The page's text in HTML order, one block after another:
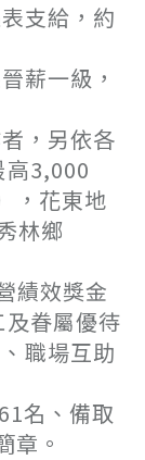
支給，約
薪一級，
，另依各
高3,000
，花東地
林鄉
績效獎金
及眷屬優待
職場互助
名、備取
章。